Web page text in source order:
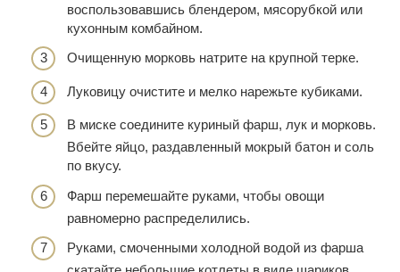
воспользовавшись блендером, мясорубкой или
кухонным комбайном.
Очищенную морковь натрите на крупной терке.
Луковицу очистите и мелко нарежьте кубиками.
В миске соедините куриный фарш, лук и морковь.
Вбейте яйцо, раздавленный мокрый батон и соль
по вкусу.
Фарш перемешайте руками, чтобы овощи
равномерно распределились.
Руками, смоченными холодной водой из фарша